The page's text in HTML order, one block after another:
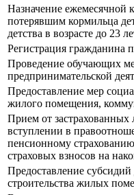
Назначение ежемесячной
потерявшим кормильца
детства в возрасте до 23
Регистрация гражданина
Проведение обучающих
предпринимательской
Предоставление мер
жилого помещения,
Прием от застрахованных
вступлении в
пенсионному
страховых взносов на
Предоставление
строительства жилых